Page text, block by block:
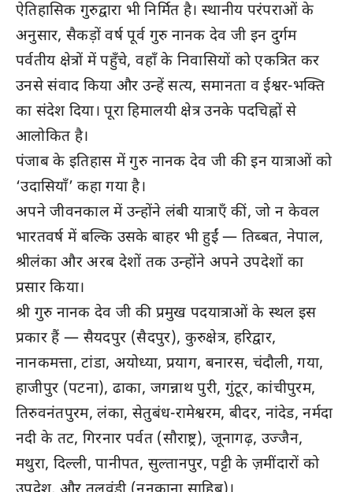
ऐतिहासिक गुरुद्वारा भी निर्मित है। स्थानीय परंपराओं के
अनुसार, सैकड़ों वर्ष पूर्व गुरु नानक देव जी इन दुर्गम
पर्वतीय क्षेत्रों में पहुँचे, वहाँ के निवासियों को एकत्रित कर
उनसे संवाद किया और उन्हें सत्य, समानता व ईश्वर-भक्ति
का संदेश दिया। पूरा हिमालयी क्षेत्र उनके पदचिह्नों से
आलोकित है।
पंजाब के इतिहास में गुरु नानक देव जी की इन यात्राओं को
‘उदासियाँ’ कहा गया है।
अपने जीवनकाल में उन्होंने लंबी यात्राएँ कीं, जो न केवल
भारतवर्ष में बल्कि उसके बाहर भी हुईं — तिब्बत, नेपाल,
श्रीलंका और अरब देशों तक उन्होंने अपने उपदेशों का
प्रसार किया।
श्री गुरु नानक देव जी की प्रमुख पदयात्राओं के स्थल इस
प्रकार हैं — सैयदपुर (सैदपुर), कुरुक्षेत्र, हरिद्वार,
नानकमत्ता, टांडा, अयोध्या, प्रयाग, बनारस, चंदौली, गया,
हाजीपुर (पटना), ढाका, जगन्नाथ पुरी, गुंटूर, कांचीपुरम,
तिरुवनंतपुरम, लंका, सेतुबंध-रामेश्वरम, बीदर, नांदेड, नर्मदा
नदी के तट, गिरनार पर्वत (सौराष्ट्र), जूनागढ़, उज्जैन,
मथुरा, दिल्ली, पानीपत, सुल्तानपुर, पट्टी के ज़मींदारों को